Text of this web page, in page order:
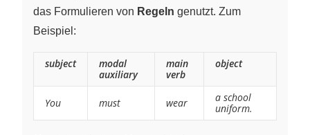
das Formulieren von Regeln genutzt. Zum
Beispiel:
subject
modal
auxiliary
main
verb
object
You must wear
a school
uniform.